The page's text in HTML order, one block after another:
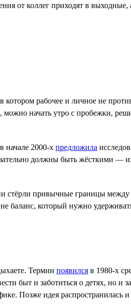
от коллег приходят в
рабочее и личное не
начать утро с пробежки,
начале 2000-х предложила
должны быть жёсткими —
стёрли привычные границы
баланс, который нужно
Термин появился в 1980-х
быт и заботиться о детях, но и
Позже идея